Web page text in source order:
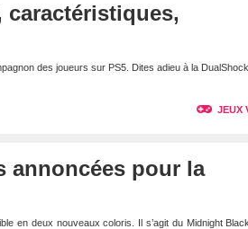
caractéristiques,
des joueurs sur PS5. Dites adieu à la
JEUX
annoncées pour la
en deux nouveaux coloris. Il s’agit du Midnight